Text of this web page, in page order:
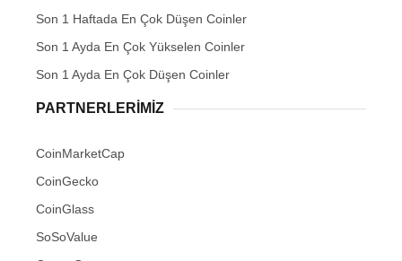
Son 1 Haftada En Çok Düşen Coinler
Son 1 Ayda En Çok Yükselen Coinler
Son 1 Ayda En Çok Düşen Coinler
PARTNERLERIMIZ
CoinMarketCap
CoinGecko
CoinGlass
SoSoValue